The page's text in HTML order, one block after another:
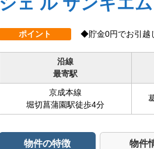
ポイント ◆貯金0円でお引越
沿線
最寄駅
京成本線
堀切菖蒲園駅徒歩4分
物件の特徴 物件